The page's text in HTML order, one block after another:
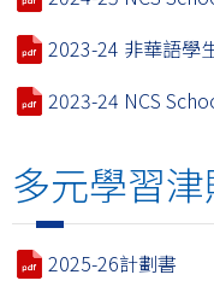
2023-24 非華語學
2023-24 NCS
多元學習
2025-26計劃書